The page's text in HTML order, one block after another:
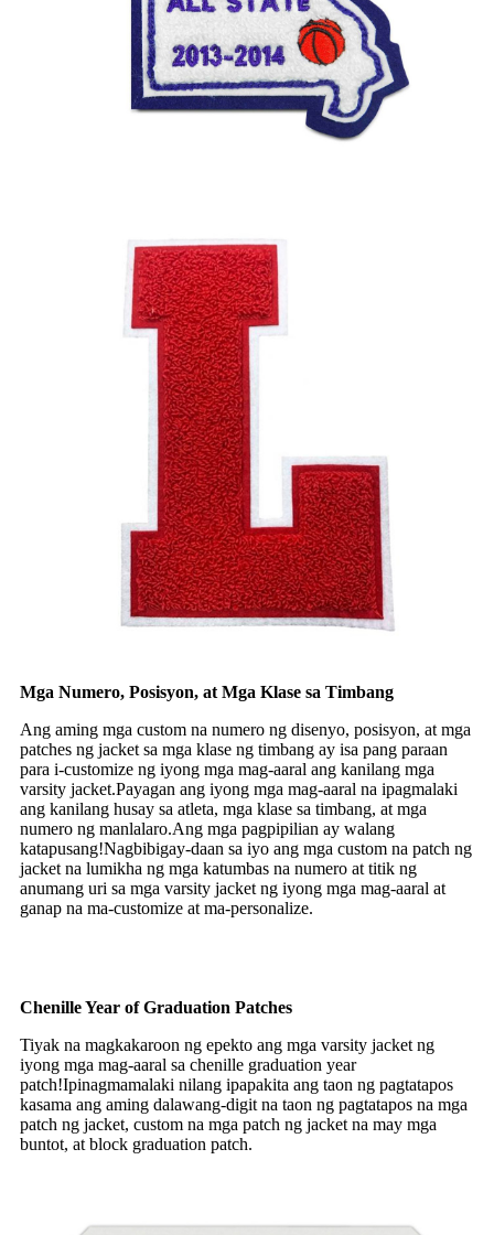
Mga Numero, Posisyon, at Mga Klase sa Timbang
Ang aming mga custom na numero ng disenyo, posisyon, at mga
patches ng jacket sa mga klase ng timbang ay isa pang paraan
para i-customize ng iyong mga mag-aaral ang kanilang mga
varsity jacket.Payagan ang iyong mga mag-aaral na ipagmalaki
ang kanilang husay sa atleta, mga klase sa timbang, at mga
numero ng manlalaro.Ang mga pagpipilian ay walang
katapusang!Nagbibigay-daan sa iyo ang mga custom na patch ng
jacket na lumikha ng mga katumbas na numero at titik ng
anumang uri sa mga varsity jacket ng iyong mga mag-aaral at
ganap na ma-customize at ma-personalize.
Chenille Year of Graduation Patches
Tiyak na magkakaroon ng epekto ang mga varsity jacket ng
iyong mga mag-aaral sa chenille graduation year
patch!Ipinagmamalaki nilang ipapakita ang taon ng pagtatapos
kasama ang aming dalawang-digit na taon ng pagtatapos na mga
patch ng jacket, custom na mga patch ng jacket na may mga
buntot, at block graduation patch.